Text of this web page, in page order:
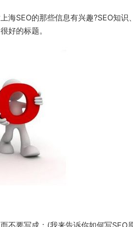
SEO的那些信息有兴趣?SEO知识
好的标题。
要写成：(我来告诉你如何写SEO原